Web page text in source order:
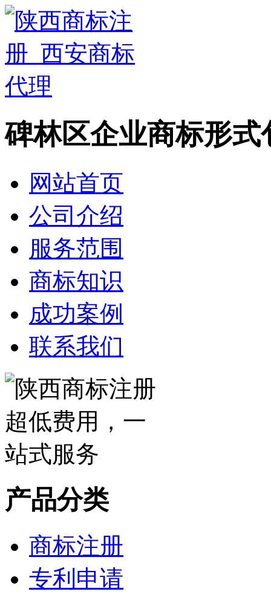
碑林区企业商标形式
网站首页
公司介绍
服务范围
商标知识
成功案例
联系我们
产品分类
商标注册
专利申请